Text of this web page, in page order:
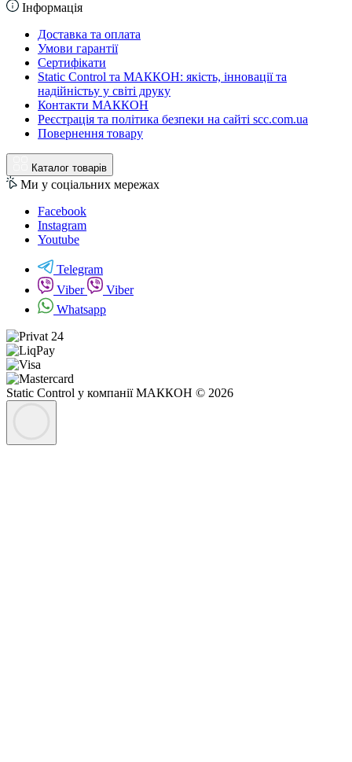
Інформація
Доставка та оплата
Умови гарантії
Сертифікати
Static Control та МАККОН: якість, інновації та
надійністьу у світі друку
Контакти МАККОН
Реєстрація та політика безпеки на сайті scc.com.ua
Повернення товару
Каталог товарів
Ми у соціальних мережах
Facebook
Instagram
Youtube
Telegram
Viber
Viber
Whatsapp
Static Control у компанії МАККОН © 2026